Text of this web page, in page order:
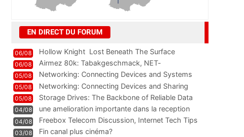
EN DIRECT DU FORUM
06/08 Hollow Knight  Lost Beneath The Surface
06/08
Airmez 80k: Tabakgeschmack, NET-
Technologie und Leistung im
05/08 Networking: Connecting Devices and Systems
05/08
Networking: Connecting Devices and Sharing
Information
05/08
Storage Drives: The Backbone of Reliable Data
Management
04/08
une amelioration importante dans la reception
WIFI
04/08
Freebox Telecom Discussion, Internet Tech Tips
Communi
03/08 Fin canal plus cinéma?